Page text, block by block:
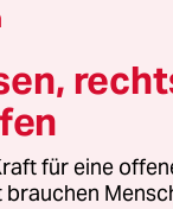
und Vertriebs
Bei rechtlichen
lizenzen@taz.de
für eine